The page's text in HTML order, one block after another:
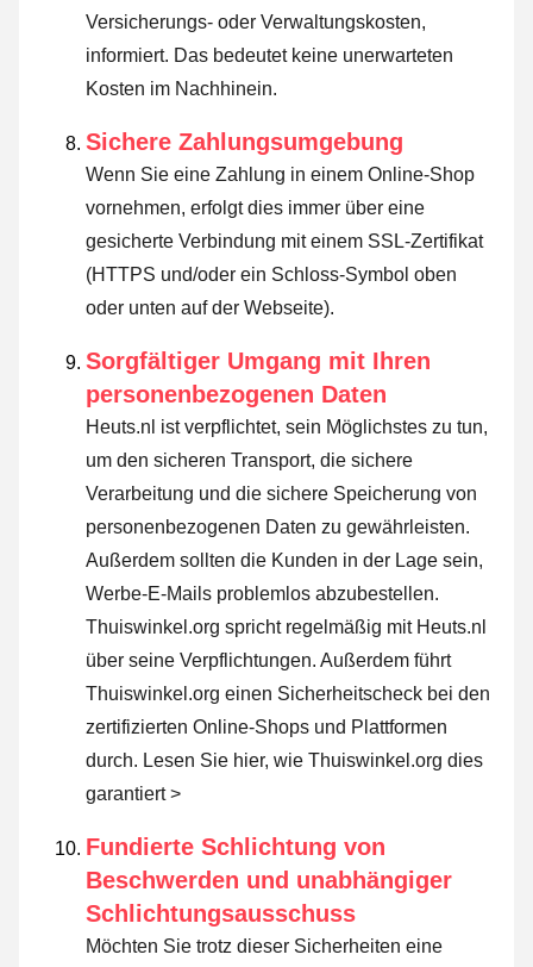
Versicherungs- oder Verwaltungskosten,
informiert. Das bedeutet keine unerwarteten
Kosten im Nachhinein.
Sichere Zahlungsumgebung
Wenn Sie eine Zahlung in einem Online-Shop
vornehmen, erfolgt dies immer über eine
gesicherte Verbindung mit einem SSL-Zertifikat
(HTTPS und/oder ein Schloss-Symbol oben
oder unten auf der Webseite).
Sorgfältiger Umgang mit Ihren
personenbezogenen Daten
Heuts.nl ist verpflichtet, sein Möglichstes zu tun,
um den sicheren Transport, die sichere
Verarbeitung und die sichere Speicherung von
personenbezogenen Daten zu gewährleisten.
Außerdem sollten die Kunden in der Lage sein,
Werbe-E-Mails problemlos abzubestellen.
Thuiswinkel.org spricht regelmäßig mit Heuts.nl
über seine Verpflichtungen. Außerdem führt
Thuiswinkel.org einen Sicherheitscheck bei den
zertifizierten Online-Shops und Plattformen
durch. Lesen Sie hier, wie Thuiswinkel.org dies
garantiert >
Fundierte Schlichtung von
Beschwerden und unabhängiger
Schlichtungsausschuss
Möchten Sie trotz dieser Sicherheiten eine